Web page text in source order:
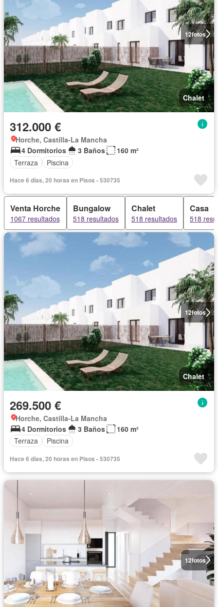
12fotos
Chalet
312.000 €
Horche, Castilla-La Mancha
4 Dormitorios
3 Baños
160 m²
Terraza
Piscina
Hace 6 días, 20 horas en Pisos - 530735
Venta Horche
1067 resultados
Bungalow
518 resultados
Chalet
518 resultados
Casa
518
12fotos
Chalet
269.500 €
Horche, Castilla-La Mancha
4 Dormitorios
3 Baños
160 m²
Terraza
Piscina
Hace 6 días, 20 horas en Pisos - 530735
12fotos